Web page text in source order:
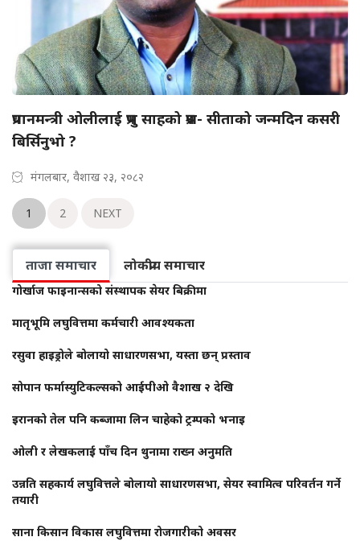
प्रधानमन्त्री ओलीलाई प्रभु साहको प्रश्न- सीताको जन्मदिन कसरी
बिर्सिनुभो ?
मंगलबार, वैशाख २३, २०८२
1 2 NEXT
ताजा समाचार लोकप्रीय समाचार
गोर्खाज फाइनान्सको संस्थापक सेयर बिक्रीमा
मातृभूमि लघुवित्तमा कर्मचारी आवश्यकता
रसुवा हाइड्रोले बोलायो साधारणसभा, यस्ता छन् प्रस्ताव
सोपान फर्मास्युटिकल्सको आईपीओ वैशाख २ देखि
इरानको तेल पनि कब्जामा लिन चाहेको ट्रम्पको भनाइ
ओली र लेखकलाई पाँच दिन थुनामा राख्न अनुमति
उन्नति सहकार्य लघुवित्तले बोलायो साधारणसभा, सेयर स्वामित्व परिवर्तन गर्ने
तयारी
साना किसान विकास लघुवित्तमा रोजगारीको अवसर